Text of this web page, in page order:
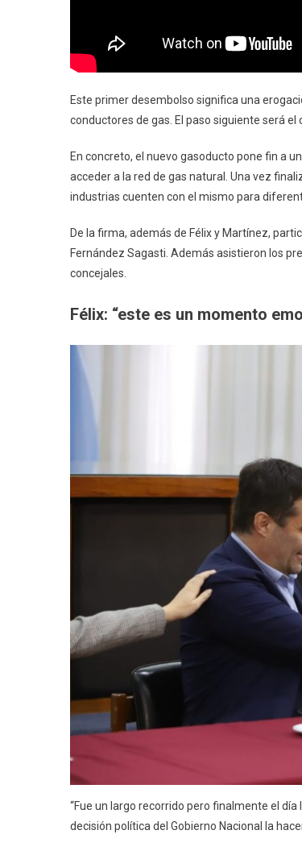
Este primer desembolso significa una
conductores de gas. El paso siguiente será el
En concreto, el nuevo gasoducto pone fin a
acceder a la red de gas natural. Una vez
industrias cuenten con el mismo para
De la firma, además de Félix y Martínez,
Fernández Sagasti. Además asistieron los
concejales.
Félix: “este es un momento
“Fue un largo recorrido pero finalmente el
decisión política del Gobierno Nacional la